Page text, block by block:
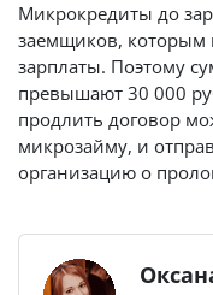
Микрокредиты до
заемщиков, которым
зарплаты. Поэтому
превышают 30 000
продлить договор
микрозайму, и
организацию о